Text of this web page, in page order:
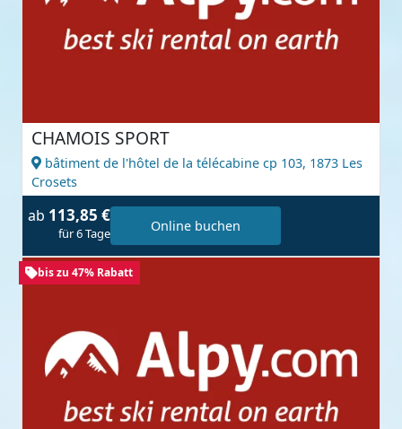
CHAMOIS SPORT
bâtiment de l'hôtel de la télécabine cp 103, 1873 Les
Crosets
ab 113,85 €
für 6 Tage Online buchen
bis zu 47% Rabatt